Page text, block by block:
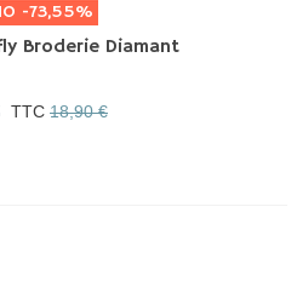
-73,55%
Broderie Diamant
TTC 18,90 €